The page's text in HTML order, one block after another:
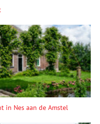
in Nes aan de Amstel